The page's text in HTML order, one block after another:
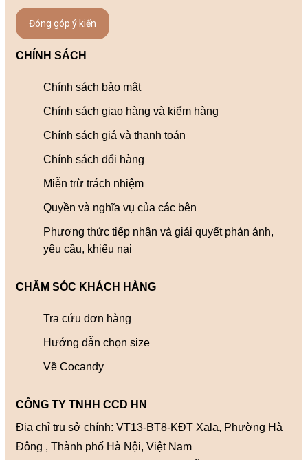
Đóng góp ý kiến
CHÍNH SÁCH
Chính sách bảo mật
Chính sách giao hàng và kiểm hàng
Chính sách giá và thanh toán
Chính sách đổi hàng
Miễn trừ trách nhiệm
Quyền và nghĩa vụ của các bên
Phương thức tiếp nhận và giải quyết phản ánh,
yêu cầu, khiếu nại
CÔNG TY TNHH CCD HN
Địa chỉ trụ sở chính: VT13-BT8-KĐT Xala, Phường Hà
Đông , Thành phố Hà Nội, Việt Nam
CHĂM SÓC KHÁCH HÀNG
Tra cứu đơn hàng
Hướng dẫn chọn size
Về Cocandy